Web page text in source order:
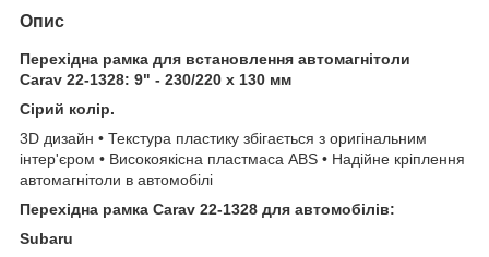
Опис
Перехідна рамка для встановлення автомагнітоли
Carav 22-1328: 9" - 230/220 x 130 мм
Сірий колір.
3D дизайн • Текстура пластику збігається з оригінальним
інтер'єром • Високоякісна пластмаса ABS • Надійне кріплення
автомагнітоли в автомобілі
Перехідна рамка Carav 22-1328 для автомобілів:
Subaru